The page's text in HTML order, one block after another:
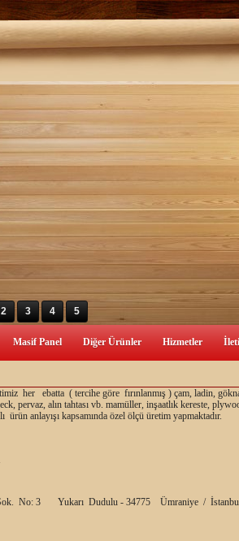
2 3 4 5
Masif Panel Diğer Ürünler Hizmetler
her ebatta ( tercihe göre fırınlanmış ) çam, ladin,
pervaz, alın tahtası vb. mamüller, inşaatlık kereste,
ürün anlayışı kapsamında özel ölçü üretim yapmaktadır.
No: 3 Yukarı Dudulu - 34775 Ümraniye /